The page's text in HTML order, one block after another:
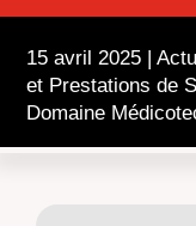
15 avril 2025 |
et Prestations de
Domaine